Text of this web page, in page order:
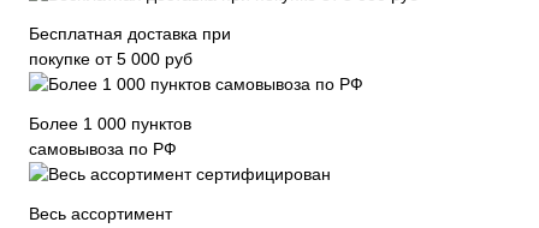
Бесплатная доставка при
покупке от 5 000 руб
Более 1 000 пунктов
самовывоза по РФ
Весь ассортимент